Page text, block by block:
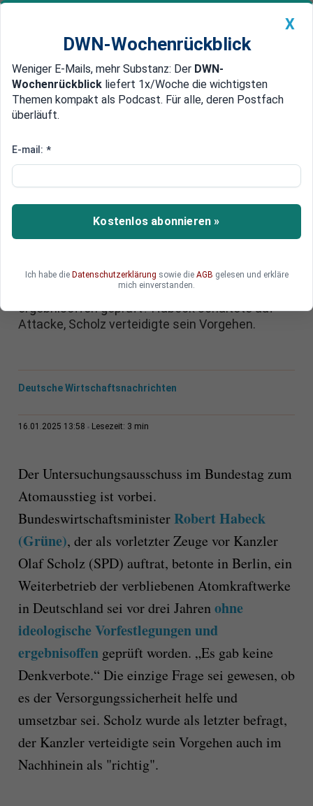
Newsticker MEIN DWN: Geldanlage Premium
Edelmetalle DWN-Magazin China
"Atomausstieg war richtig":
Ausschuss
Der Bundestags-Untersuchungsausschuss zum
Atomausstieg ist vorbei. Als Zeugen wurden
Olaf Scholz befragt. Wurde die
Laufzeitverlängerung der Kernkraftwerke wirklich
ergebnisoffen geprüft? Habeck schaltete auf
Attacke, Scholz verteidigte sein Vorgehen.
Deutsche Wirtschaftsnachrichten
16.01.2025 13:58 Lesezeit: 3 min
Der Untersuchungsausschuss im Bundestag zum
Atomausstieg ist vorbei.
BundeswirtschaftsministerRobert Habeck
(Grüne), der als vorletzter Zeuge vor Kanzler
Olaf Scholz (SPD) auftrat, betonte in Berlin, ein
Weiterbetrieb der verbliebenen Atomkraftwerke
in Deutschland sei vor drei Jahrenohne
ideologische Vorfestlegungen und
ergebnisoffengeprüft worden. „Es gab keine
Denkverbote.“ Die einzige Frage sei gewesen, ob
es der Versorgungssicherheit helfe und
umsetzbar sei. Scholz wurde als letzter befragt,
der Kanzler verteidigte sein Vorgehen auch im
Nachhinein als "richtig".
X
DWN-Wochenrückblick
Weniger E-Mails, mehr Substanz: Der DWN-
Wochenrückblick liefert 1x/Woche die wichtigsten
Themen kompakt als Podcast. Für alle, deren Postfach
überläuft.
E-mail: *
Kostenlos abonnieren »
Ich habe die Datenschutzerklärung sowie die AGB gelesen und erkläre
mich einverstanden.